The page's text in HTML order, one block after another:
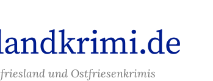
und Ostfriesenkrimis